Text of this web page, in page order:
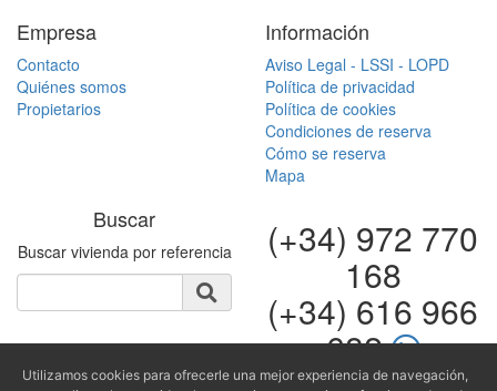
Empresa
Contacto
Quiénes somos
Propietarios
Información
Aviso Legal - LSSI - LOPD
Política de privacidad
Política de cookies
Condiciones de reserva
Cómo se reserva
Mapa
Buscar
Buscar vivienda por referencia (+34) 972 770
168
(+34) 616 966
682
Utilizamos cookies para ofrecerle una mejor experiencia de navegación,